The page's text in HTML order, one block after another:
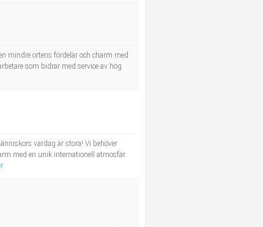
mindre ortens fördelar och charm med
som bidrar med service av hög
vardag är stora! Vi behöver
med en unik internationell atmosfär.